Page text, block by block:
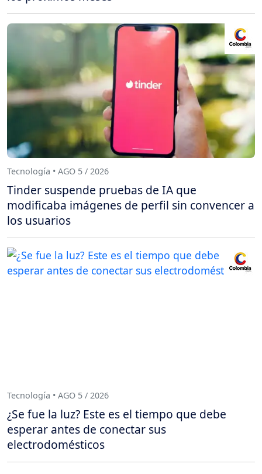
Tecnología • AGO 5 / 2026
Tinder suspende pruebas de IA que
modificaba imágenes de perfil sin convencer a
los usuarios
Tecnología • AGO 5 / 2026
¿Se fue la luz? Este es el tiempo que debe
esperar antes de conectar sus
electrodomésticos